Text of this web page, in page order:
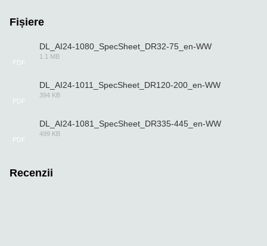
Fișiere
PDF
DL_AI24-1080_SpecSheet_DR32-75_en-WW
1.1 MB
PDF
DL_AI24-1011_SpecSheet_DR120-200_en-WW
394 KB
PDF
DL_AI24-1081_SpecSheet_DR335-445_en-WW
499 KB
Recenzii